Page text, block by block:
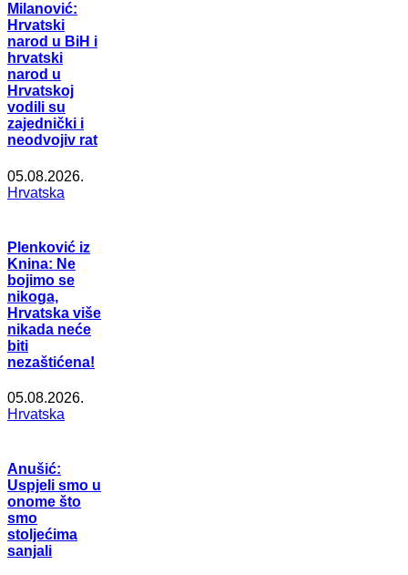
Milanović:
Hrvatski
narod u BiH i
hrvatski
narod u
Hrvatskoj
vodili su
zajednički i
neodvojiv rat
05.08.2026.
Hrvatska
Plenković iz
Knina: Ne
bojimo se
nikoga,
Hrvatska više
nikada neće
biti
nezaštićena!
05.08.2026.
Hrvatska
Anušić:
Uspjeli smo u
onome što
smo
stoljećima
sanjali